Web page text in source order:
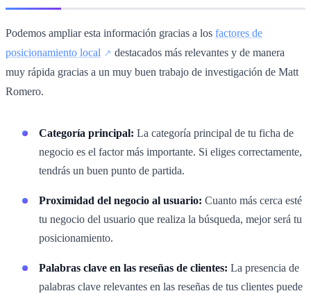
Podemos ampliar esta información gracias a los factores de
posicionamiento local
destacados más relevantes y de manera
muy rápida gracias a un muy buen trabajo de investigación de Matt
Romero.
Categoría principal: La categoría principal de tu ficha de
negocio es el factor más importante. Si eliges correctamente,
tendrás un buen punto de partida.
Proximidad del negocio al usuario: Cuanto más cerca esté
tu negocio del usuario que realiza la búsqueda, mejor será tu
posicionamiento.
Palabras clave en las reseñas de clientes: La presencia de
palabras clave relevantes en las reseñas de tus clientes puede